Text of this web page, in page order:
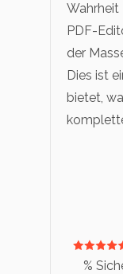
Wahrheit
PDF-
der
Dies ist
bietet,
%